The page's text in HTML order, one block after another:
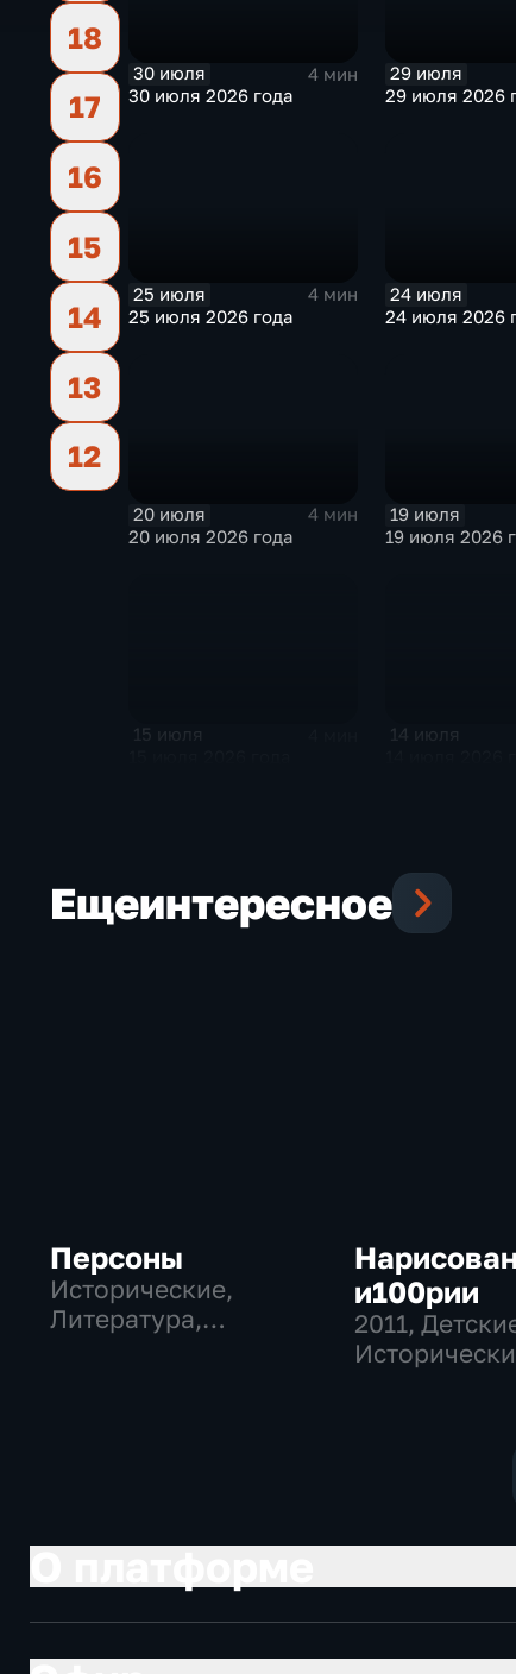
18
17
16
15
14
13
12
30 июля
4 мин
30 июля 2026 года
29 июля
29 июля 2026
25 июля
4 мин
25 июля 2026 года
24 июля
24 июля 2026
20 июля
4 мин
20 июля 2026 года
19 июля
19 июля 2026
15 июля 14 июля
Ещеинтересное
Персоны
Исторические,
Литература,
и100рии
2011,